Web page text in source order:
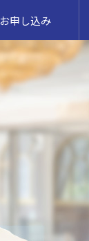
お申し込み